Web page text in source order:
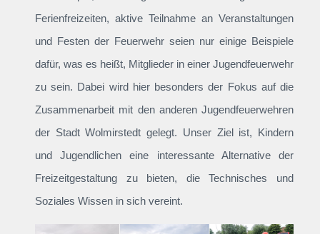
Ferienfreizeiten, aktive Teilnahme an Veranstaltungen
und Festen der Feuerwehr seien nur einige Beispiele
dafür, was es heißt, Mitglieder in einer Jugendfeuerwehr
zu sein. Dabei wird hier besonders der Fokus auf die
Zusammenarbeit mit den anderen Jugendfeuerwehren
der Stadt Wolmirstedt gelegt. Unser Ziel ist, Kindern
und Jugendlichen eine interessante Alternative der
Freizeitgestaltung zu bieten, die Technisches und
Soziales Wissen in sich vereint.